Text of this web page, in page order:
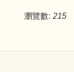
瀏覽數: 215